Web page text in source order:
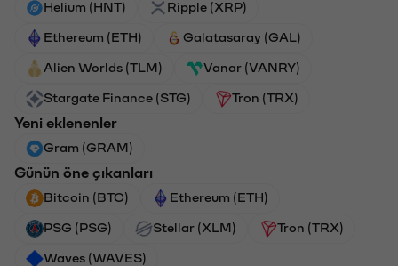
Helium (HNT) Ripple (XRP)
Ethereum (ETH) Galatasaray (GAL)
Alien Worlds (TLM) Vanar (VANRY)
Stargate Finance (STG) Tron (TRX)
Yeni eklenenler
Gram (GRAM)
Günün öne çıkanları
Bitcoin (BTC) Ethereum (ETH)
PSG (PSG) Stellar (XLM) Tron (TRX)
Waves (WAVES)